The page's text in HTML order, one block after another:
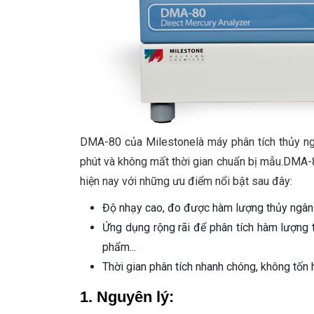
DMA-80 của Milestonelà máy phân tích thủy
phút và không mất thời gian chuẩn bị
hiện nay với những ưu điểm nổi bật sau đây:
Độ nhạy cao, đo được hàm lượng thủy
Ứng dụng rộng rãi để phân tích hàm
phẩm...
Thời gian phân tích nhanh chóng, không
1. Nguyên lý: